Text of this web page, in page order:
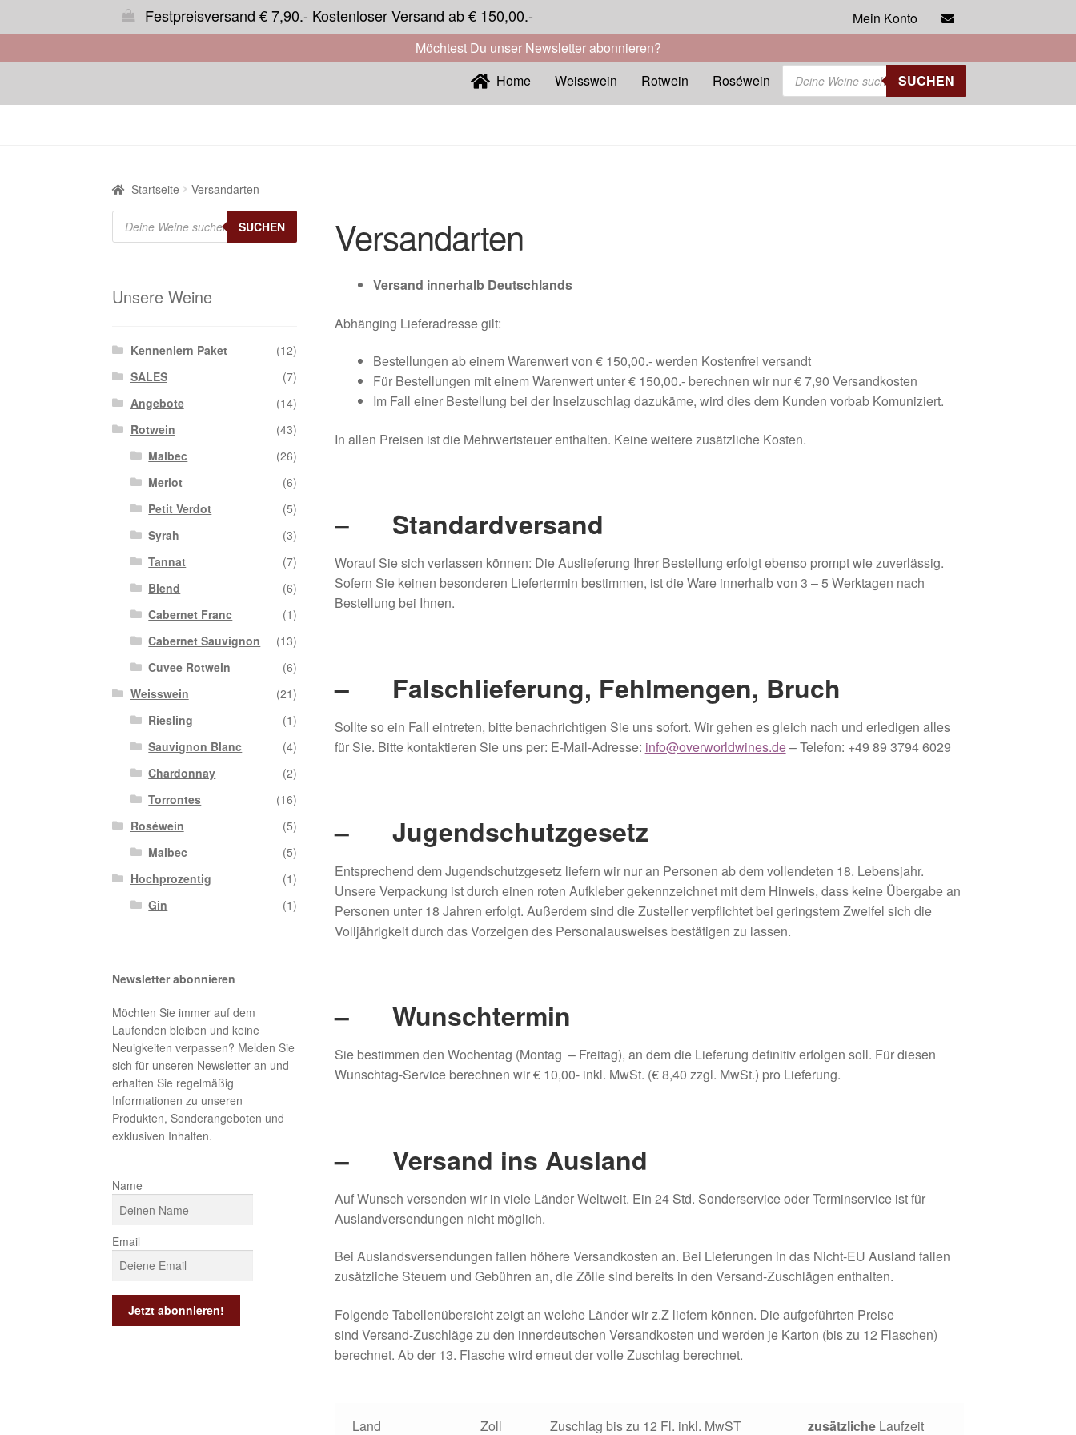
Festpreisversand € 7,90.- Kostenloser Versand ab € 150,00.-
Mein Konto
Möchtest Du unser Newsletter abonnieren?
Home
Weisswein Rotwein Roséwein
Products
search SUCHEN
Startseite Versandarten
Versandarten
Versand innerhalb Deutschlands
Abhänging Lieferadresse gilt:
Bestellungen ab einem Warenwert von € 150,00.- werden Kostenfrei versandt
Für Bestellungen mit einem Warenwert unter € 150,00.- berechnen wir nur € 7,90 Versandkosten
Im Fall einer Bestellung bei der Inselzuschlag dazukäme, wird dies dem Kunden vorbab Komuniziert.
In allen Preisen ist die Mehrwertsteuer enthalten. Keine weitere zusätzliche Kosten.
– Standardversand
Worauf Sie sich verlassen können: Die Auslieferung Ihrer Bestellung erfolgt ebenso prompt wie zuverlässig.
Sofern Sie keinen besonderen Liefertermin bestimmen, ist die Ware innerhalb von 3 – 5 Werktagen nach
Bestellung bei Ihnen.
– Falschlieferung, Fehlmengen, Bruch
Sollte so ein Fall eintreten, bitte benachrichtigen Sie uns sofort. Wir gehen es gleich nach und erledigen alles
für Sie. Bitte kontaktieren Sie uns per: E-Mail-Adresse: info@overworldwines.de– Telefon: +49 89 3794 6029
– Jugendschutzgesetz
Entsprechend dem Jugendschutzgesetz liefern wir nur an Personen ab dem vollendeten 18. Lebensjahr.
Unsere Verpackung ist durch einen roten Aufkleber gekennzeichnet mit dem Hinweis, dass keine Übergabe an
Personen unter 18 Jahren erfolgt. Außerdem sind die Zusteller verpflichtet bei geringstem Zweifel sich die
Volljährigkeit durch das Vorzeigen des Personalausweises bestätigen zu lassen.
– Wunschtermin
Sie bestimmen den Wochentag (Montag – Freitag), an dem die Lieferung definitiv erfolgen soll. Für diesen
Wunschtag-Service berechnen wir € 10,00- inkl. MwSt. (€ 8,40 zzgl. MwSt.) pro Lieferung.
– Versand ins Ausland
Auf Wunsch versenden wir in viele Länder Weltweit. Ein 24 Std. Sonderservice oder Terminservice ist für
Auslandversendungen nicht möglich.
Bei Auslandsversendungen fallen höhere Versandkosten an. Bei Lieferungen in das Nicht-EU Ausland fallen
zusätzliche Steuern und Gebühren an, die Zölle sind bereits in den Versand-Zuschlägen enthalten.
Folgende Tabellenübersicht zeigt an welche Länder wir z.Z liefern können. Die aufgeführten Preise
sind Versand-Zuschläge zu den innerdeutschen Versandkosten und werden je Karton (bis zu 12 Flaschen)
berechnet. Ab der 13. Flasche wird erneut der volle Zuschlag berechnet.
Land Zoll Zuschlag bis zu 12 Fl. inkl. MwST zusätzliche Laufzeit
Products
search SUCHEN
Unsere Weine
Kennenlern Paket
(12)
SALES
(7)
Angebote
(14)
Rotwein
(43)
Malbec
(26)
Merlot
(6)
Petit Verdot
(5)
Syrah
(3)
Tannat
(7)
Blend
(6)
Cabernet Franc
(1)
Cabernet Sauvignon
(13)
Cuvee Rotwein
(6)
Weisswein
(21)
Riesling
(1)
Sauvignon Blanc
(4)
Chardonnay
(2)
Torrontes
(16)
Roséwein
(5)
Malbec
(5)
Hochprozentig
(1)
Gin
(1)
Newsletter abonnieren
Möchten Sie immer auf dem
Laufenden bleiben und keine
Neuigkeiten verpassen? Melden Sie
sich für unseren Newsletter an und
erhalten Sie regelmäßig
Informationen zu unseren
Produkten, Sonderangeboten und
exklusiven Inhalten.
Name
Email